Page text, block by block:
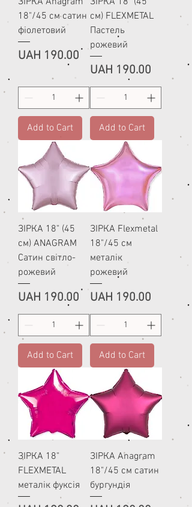
18"/45 см сатин
фіолетовий
Price
UAH 190.00
Add to Cart
см) FLEXMETAL
Пастель
рожевий
Price
UAH 190.00
Add to Cart
ЗІРКА 18" (45
см) ANAGRAM
Сатин світло-
рожевий
Price
UAH 190.00
Add to Cart
ЗІРКА Flexmetal
18"/45 см
металік
рожевий
Price
UAH 190.00
Add to Cart
ЗІРКА 18"
FLEXMETAL
металік фуксія
ЗІРКА Anagram
18"/45 см сатин
бургундія